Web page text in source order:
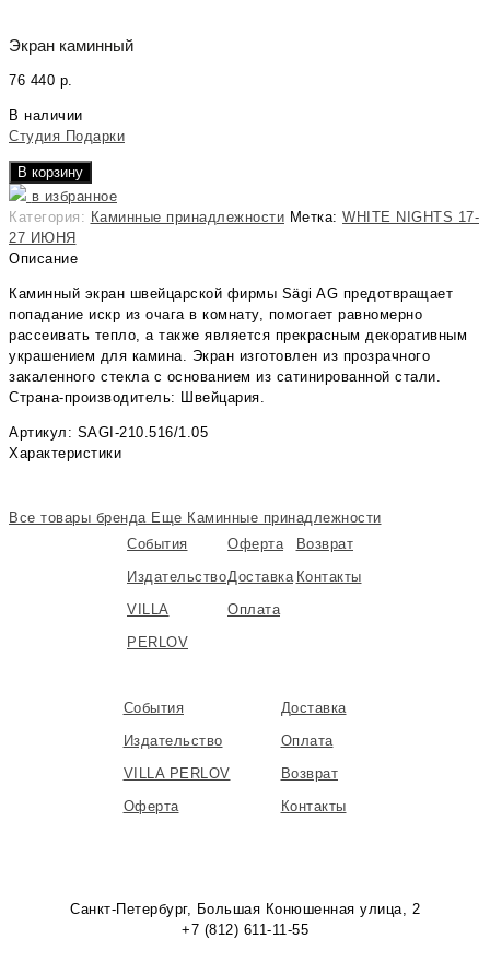
Экран каминный
76 440 р.
В наличии
Студия Подарки
В корзину
в избранное
Категория: Каминные принадлежности Метка: WHITE NIGHTS 17-
27 ИЮНЯ
Описание
Каминный экран швейцарской фирмы Sägi AG предотвращает
попадание искр из очага в комнату, помогает равномерно
рассеивать тепло, а также является прекрасным декоративным
украшением для камина. Экран изготовлен из прозрачного
закаленного стекла с основанием из сатинированной стали.
Страна-производитель: Швейцария.
Артикул: SAGI-210.516/1.05
Характеристики
Все товары бренда Еще Каминные принадлежности
События
Издательство
VILLA
PERLOV
Оферта
Доставка
Оплата
Возврат
Контакты
События
Издательство
VILLA PERLOV
Оферта
Доставка
Оплата
Возврат
Контакты
Санкт-Петербург, Большая Конюшенная улица, 2
+7 (812) 611-11-55